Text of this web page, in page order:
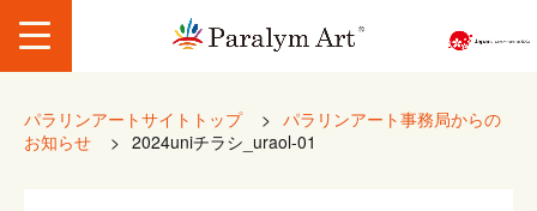
パラリンアートサイトトップ > パラリンアート事務局からの
お知らせ
> 2024uniチラシ_uraol-01